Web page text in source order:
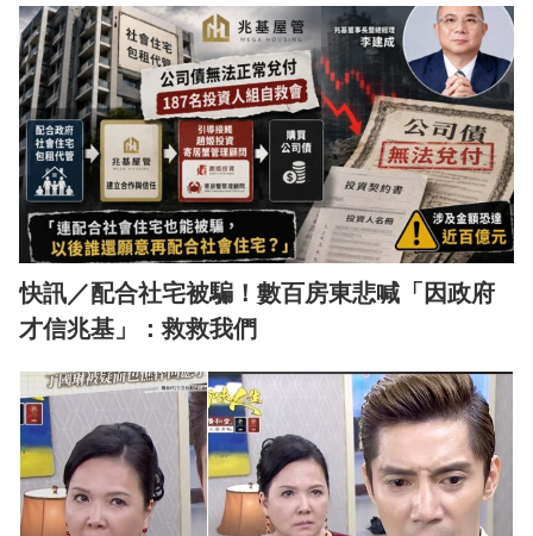
快訊／配合社宅被騙！數百房東悲喊「因政府
才信兆基」：救救我們